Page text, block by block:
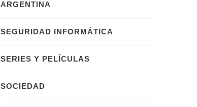
ARGENTINA
SEGURIDAD INFORMÁTICA
SERIES Y PELÍCULAS
SOCIEDAD